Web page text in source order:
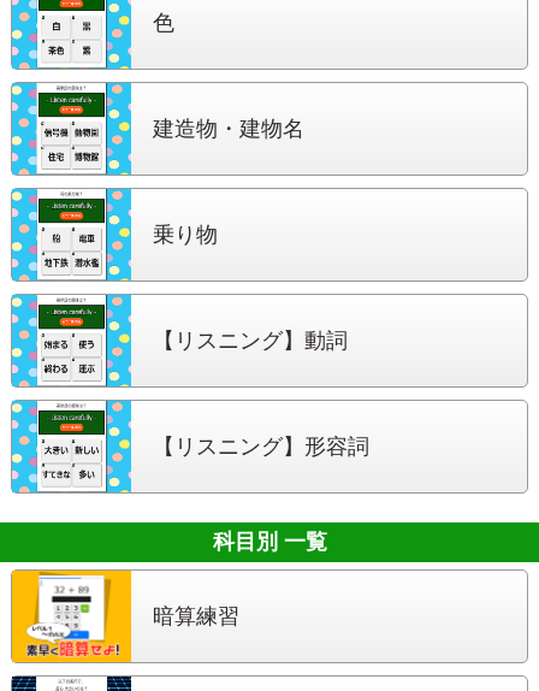
色
建造物・建物名
乗り物
【リスニング】 動詞
【リスニング】 形容詞
科目別 一覧
暗算練習